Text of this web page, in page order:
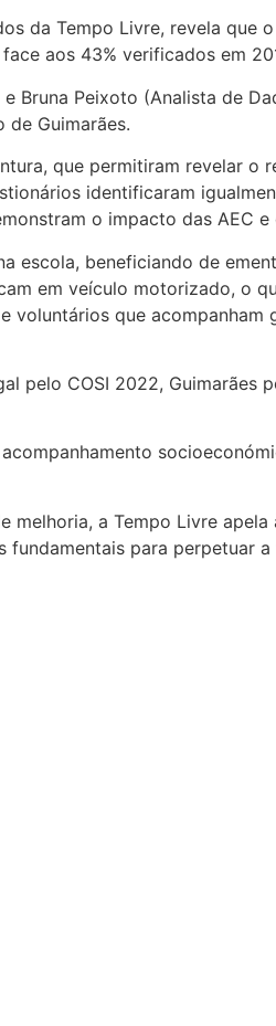
da Tempo Livre, revela que
aos 43% verificados em
Bruna Peixoto (Analista de
de Guimarães.
que permitiram revelar
identificaram
o impacto das AEC
escola, beneficiando de
em veículo motorizado, o
que
pelo COSI 2022,
melhoria, a Tempo Livre
para perpetuar